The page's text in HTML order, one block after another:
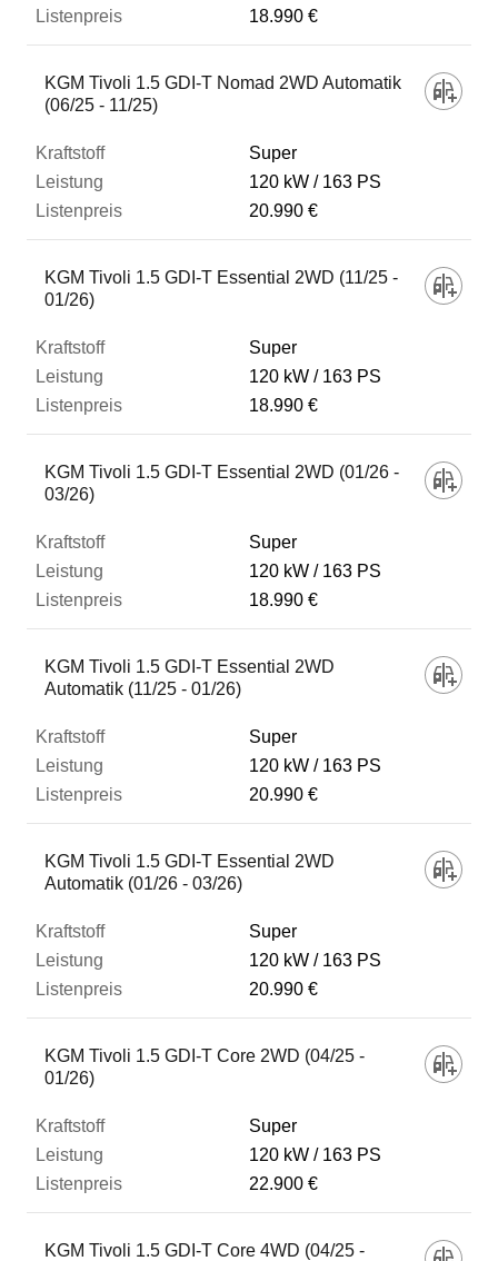
18.990 €
KGM Tivoli 1.5 GDI-T Nomad 2WD Automatik
(06/25 - 11/25)
Super
120 kW
163 PS
20.990 €
KGM Tivoli 1.5 GDI-T Essential 2WD (11/25 -
01/26)
Super
120 kW
163 PS
18.990 €
KGM Tivoli 1.5 GDI-T Essential 2WD (01/26 -
03/26)
Super
120 kW
163 PS
18.990 €
KGM Tivoli 1.5 GDI-T Essential 2WD
Automatik (11/25 - 01/26)
Super
120 kW
163 PS
20.990 €
KGM Tivoli 1.5 GDI-T Essential 2WD
Automatik (01/26 - 03/26)
Super
120 kW
163 PS
20.990 €
KGM Tivoli 1.5 GDI-T Core 2WD (04/25 -
01/26)
Super
120 kW
163 PS
22.900 €
KGM Tivoli 1.5 GDI-T Core 4WD (04/25 -